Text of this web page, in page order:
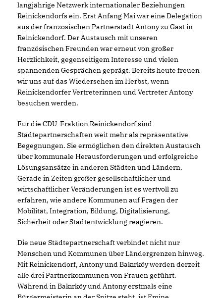
langjährige Netzwerk internationaler Beziehungen
Reinickendorfs ein. Erst Anfang Mai war eine Delegation
aus der französischen Partnerstadt Antony zu Gast in
Reinickendorf. Der Austausch mit unseren
französischen Freunden war erneut von großer
Herzlichkeit, gegenseitigem Interesse und vielen
spannenden Gesprächen geprägt. Bereits heute freuen
wir uns auf das Wiedersehen im Herbst, wenn
Reinickendorfer Vertreterinnen und Vertreter Antony
besuchen werden.
Für die CDU-Fraktion Reinickendorf sind
Städtepartnerschaften weit mehr als repräsentative
Begegnungen. Sie ermöglichen den direkten Austausch
über kommunale Herausforderungen und erfolgreiche
Lösungsansätze in anderen Städten und Ländern.
Gerade in Zeiten großer gesellschaftlicher und
wirtschaftlicher Veränderungen ist es wertvoll zu
erfahren, wie andere Kommunen auf Fragen der
Mobilität, Integration, Bildung, Digitalisierung,
Sicherheit oder Stadtentwicklung reagieren.
Die neue Städtepartnerschaft verbindet nicht nur
Menschen und Kommunen über Ländergrenzen hinweg.
Mit Reinickendorf, Antony und Bakırköy werden derzeit
alle drei Partnerkommunen von Frauen geführt.
Während in Bakırköy und Antony erstmals eine